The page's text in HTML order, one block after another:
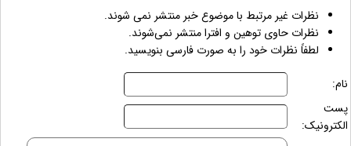
نظرات غیر مرتبط با موضوع خبر منتشر نمی شوند.
نظرات حاوی توهین و افترا منتشر نمی‌شوند.
لطفاً نظرات خود را به صورت فارسی بنویسید.
نام:
پست
الکترونیک: